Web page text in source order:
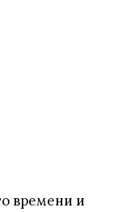
времени и